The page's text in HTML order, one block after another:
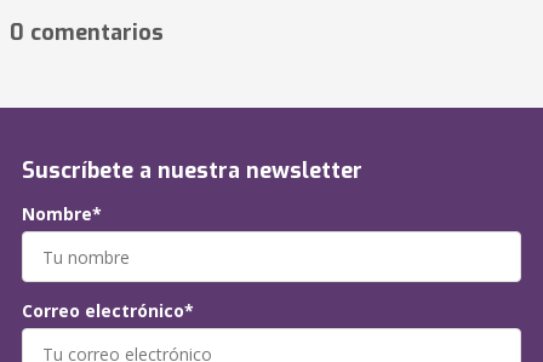
0 comentarios
Suscríbete a nuestra newsletter
Nombre*
Correo electrónico*